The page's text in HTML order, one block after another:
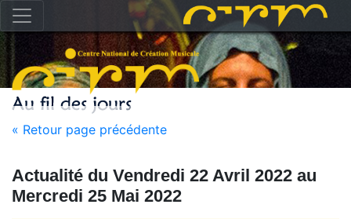
« Retour page précédente
Actualité du Vendredi 22 Avril 2022 au
Mercredi 25 Mai 2022